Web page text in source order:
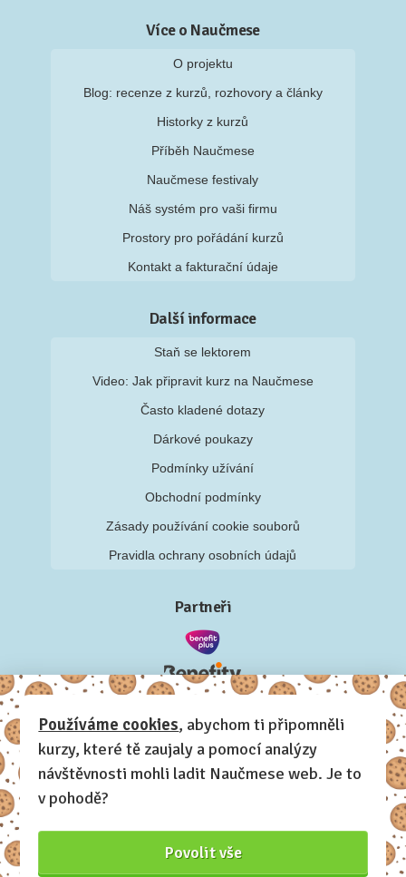
Více o Naučmese
O projektu
Blog: recenze z kurzů, rozhovory a články
Historky z kurzů
Příběh Naučmese
Naučmese festivaly
Náš systém pro vaši firmu
Prostory pro pořádání kurzů
Kontakt a fakturační údaje
Další informace
Staň se lektorem
Video: Jak připravit kurz na Naučmese
Často kladené dotazy
Dárkové poukazy
Podmínky užívání
Obchodní podmínky
Zásady používání cookie souborů
Pravidla ochrany osobních údajů
Partneři
Používáme cookies, abychom ti připomněli
kurzy, které tě zaujaly a pomocí analýzy
návštěvnosti mohli ladit Naučmese web. Je to
v pohodě?
Povolit vše